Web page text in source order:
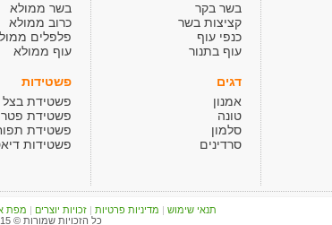
בשר בקר
קציצות בשר
כנפי עוף
עוף בתנור
דגים
אמנון
טונה
סלמון
סרדינים
בשר ממולא
כרוב ממולא
פלפלים
עוף ממולא
פשטידות
פשטידת בצל
פשטידת
פשטידת
פשטידות
תנאי שימוש | מדיניות פרטיות |זכויות יוצרים | מפת
כל הזכויות שמורות © Cooks.org.il 2010-2015.